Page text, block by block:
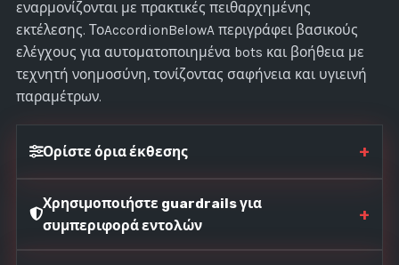
εναρμονίζονται με πρακτικές πειθαρχημένης
εκτέλεσης. ΤοAccordionBelowA περιγράφει βασικούς
ελέγχους για αυτοματοποιημένα bots και βοήθεια με
τεχνητή νοημοσύνη, τονίζοντας σαφήνεια και υγιεινή
παραμέτρων.
Ορίστε όρια έκθεσης +
Χρησιμοποιήστε guardrails για
συμπεριφορά εντολών
+